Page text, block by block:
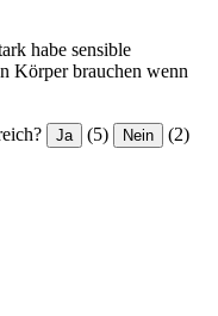
habe sensible
Körper brauchen wenn
Ja (5) Nein (2)